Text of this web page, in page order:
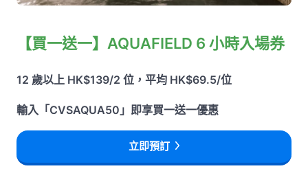
【買一送一】AQUAFIELD 6 小時入場券
12 歲以上 HK$139/2 位，平均 HK$69.5/位
輸入「CVSAQUA50」即享買一送一優惠
立即預訂